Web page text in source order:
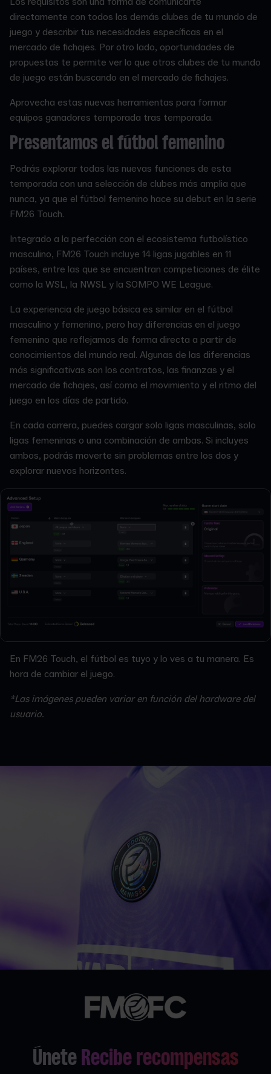
directamente con todos los demás clubes de tu mundo de
juego y describir tus necesidades específicas en el
mercado de fichajes. Por otro lado, oportunidades de
propuestas te permite ver lo que otros clubes de tu mundo
de juego están buscando en el mercado de fichajes.
Aprovecha estas nuevas herramientas para formar
equipos ganadores temporada tras temporada.
Presentamos el fútbol femenino
Podrás explorar todas las nuevas funciones de esta
temporada con una selección de clubes más amplia que
nunca, ya que el fútbol femenino hace su debut en la serie
FM26 Touch.
Integrado a la perfección con el ecosistema futbolístico
masculino, FM26 Touch incluye 14 ligas jugables en 11
países, entre las que se encuentran competiciones de élite
como la WSL, la NWSL y la SOMPO WE League.
La experiencia de juego básica es similar en el fútbol
masculino y femenino, pero hay diferencias en el juego
femenino que reflejamos de forma directa a partir de
conocimientos del mundo real. Algunas de las diferencias
más significativas son los contratos, las finanzas y el
mercado de fichajes, así como el movimiento y el ritmo del
juego en los días de partido.
En cada carrera, puedes cargar solo ligas masculinas, solo
ligas femeninas o una combinación de ambas. Si incluyes
ambos, podrás moverte sin problemas entre los dos y
explorar nuevos horizontes.
En FM26 Touch, el fútbol es tuyo y lo ves a tu manera. Es
hora de cambiar el juego.
*Las imágenes pueden variar en función del hardware del
usuario.
Únete Recibe recompensas